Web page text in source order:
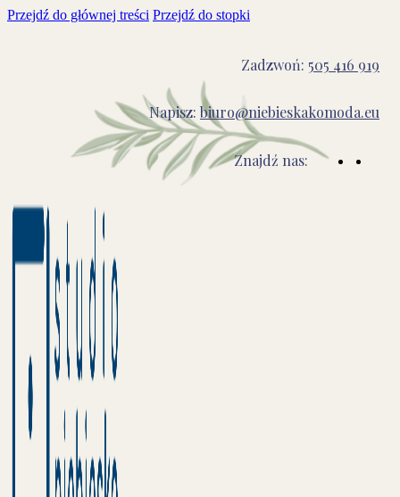
Przejdź do głównej treści Przejdź do stopki
Zadzwoń: 505 416 919
Napisz: biuro@niebieskakomoda.eu
Znajdź nas: